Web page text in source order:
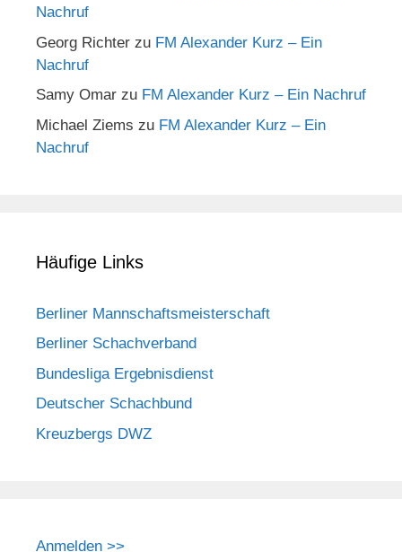
Nachruf
Georg Richter zu FM Alexander Kurz – Ein
Nachruf
Samy Omar zu FM Alexander Kurz – Ein Nachruf
Michael Ziems zu FM Alexander Kurz – Ein
Nachruf
Häufige Links
Berliner Mannschaftsmeisterschaft
Berliner Schachverband
Bundesliga Ergebnisdienst
Deutscher Schachbund
Kreuzbergs DWZ
Anmelden >>